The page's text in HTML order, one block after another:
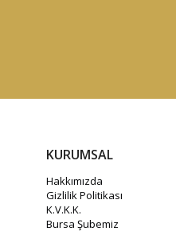
KURUMSAL
Hakkımızda
Gizlilik Politikası
K.V.K.K.
Bursa Şubemiz